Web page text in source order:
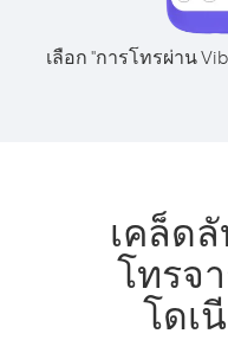
เลือก "การโทรผ่าน
เคล็ด
โทรจ
โดเ